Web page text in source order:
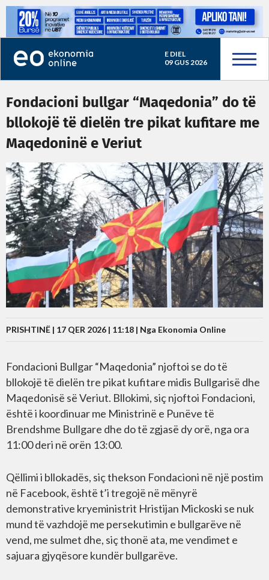
E DIEL
09 GUS 2026
Fondacioni bullgar “Maqedonia” do të
bllokojë të dielën tre pikat kufitare me
Maqedoninë e Veriut
PRISHTINË | 17 QER 2026 | 11:18 | Nga Ekonomia Online
Fondacioni Bullgar “Maqedonia” njoftoi se do të
bllokojë të dielën tre pikat kufitare midis Bullgarisë dhe
Maqedonisë së Veriut. Bllokimi, siç njoftoi Fondacioni,
është i koordinuar me Ministrinë e Punëve të
Brendshme Bullgare dhe do të zgjasë dy orë, nga ora
11:00 deri në orën 13:00.
Qëllimi i bllokadës, siç thekson Fondacioni në një postim
në Facebook, është t’i tregojë në mënyrë
demonstrative kryeministrit Hristijan Mickoski se nuk
mund të vazhdojë me persekutimin e bullgarëve në
vend, me sulmet dhe, siç thonë ata, me vendimet e
sajuara gjyqësore kundër bullgarëve.